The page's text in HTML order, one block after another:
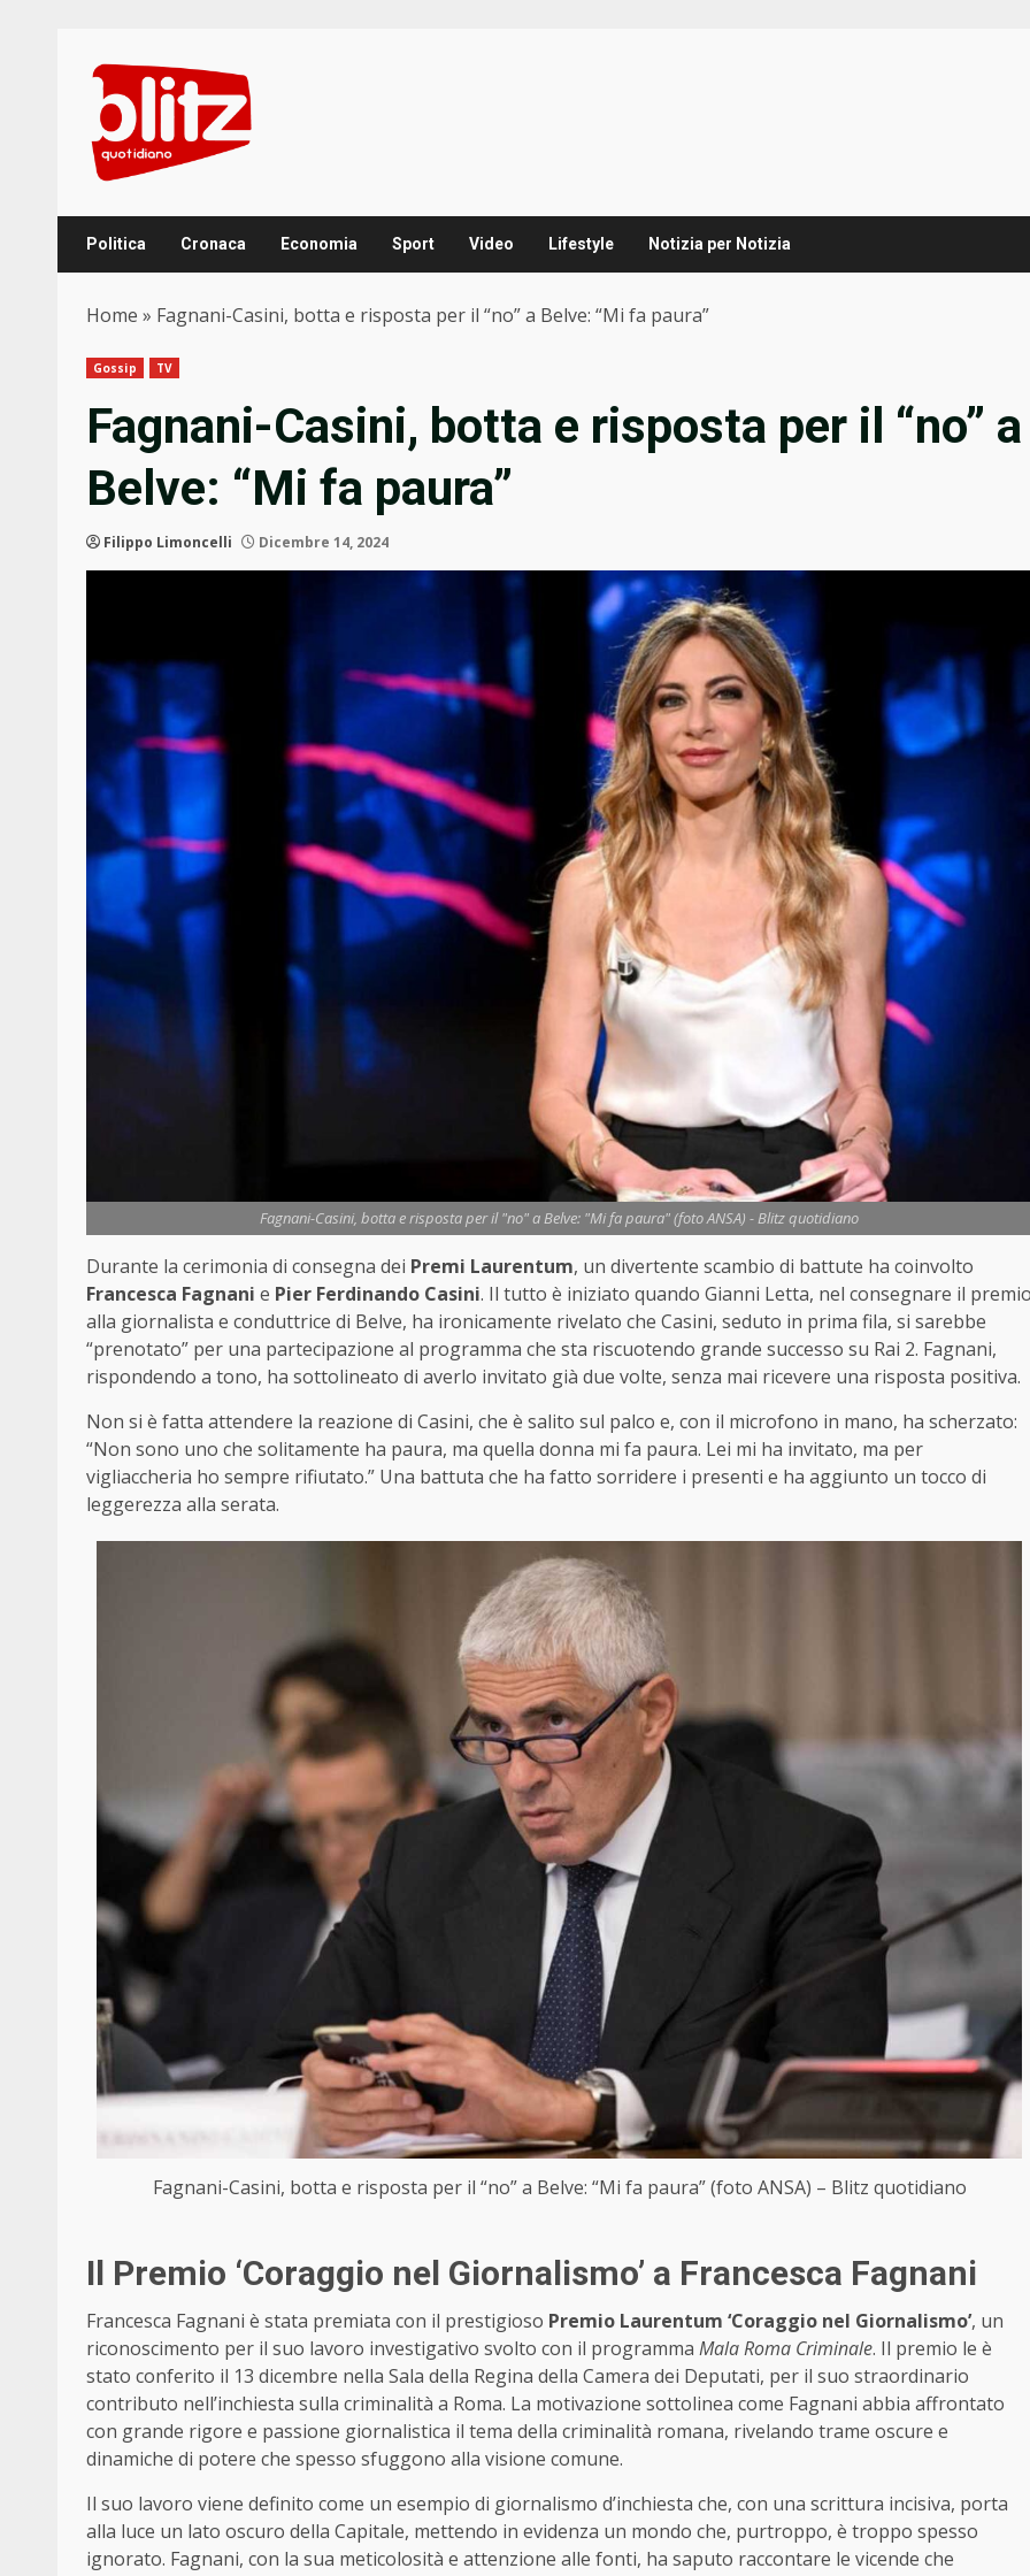
content
Politica Cronaca Economia Sport Video Lifestyle Notizia per Notizia
Home » Fagnani-Casini, botta e risposta per il “no” a Belve: “Mi fa paura”
Gossip TV
Fagnani-Casini, botta e risposta per il “no” a
Belve: “Mi fa paura”
Filippo Limoncelli Dicembre 14, 2024
Fagnani-Casini, botta e risposta per il "no" a Belve: "Mi fa paura" (foto ANSA) - Blitz quotidiano
Durante la cerimonia di consegna dei Premi Laurentum, un divertente scambio di battute ha coinvolto
Francesca Fagnani e Pier Ferdinando Casini. Il tutto è iniziato quando Gianni Letta, nel consegnare il
alla giornalista e conduttrice di Belve, ha ironicamente rivelato che Casini, seduto in prima fila, si sarebbe
“prenotato” per una partecipazione al programma che sta riscuotendo grande successo su Rai 2. Fagnani,
rispondendo a tono, ha sottolineato di averlo invitato già due volte, senza mai ricevere una risposta positiva.
Non si è fatta attendere la reazione di Casini, che è salito sul palco e, con il microfono in mano, ha scherzato:
“Non sono uno che solitamente ha paura, ma quella donna mi fa paura. Lei mi ha invitato, ma per
vigliaccheria ho sempre rifiutato.” Una battuta che ha fatto sorridere i presenti e ha aggiunto un tocco di
leggerezza alla serata.
Fagnani-Casini, botta e risposta per il “no” a Belve: “Mi fa paura” (foto ANSA) – Blitz quotidiano
Il Premio ‘Coraggio nel Giornalismo’ a Francesca Fagnani
Francesca Fagnani è stata premiata con il prestigioso Premio Laurentum ‘Coraggio nel Giornalismo’, un
riconoscimento per il suo lavoro investigativo svolto con il programma Mala Roma Criminale. Il premio le è
stato conferito il 13 dicembre nella Sala della Regina della Camera dei Deputati, per il suo straordinario
contributo nell’inchiesta sulla criminalità a Roma. La motivazione sottolinea come Fagnani abbia affrontato
con grande rigore e passione giornalistica il tema della criminalità romana, rivelando trame oscure e
dinamiche di potere che spesso sfuggono alla visione comune.
Il suo lavoro viene definito come un esempio di giornalismo d’inchiesta che, con una scrittura incisiva, porta
alla luce un lato oscuro della Capitale, mettendo in evidenza un mondo che, purtroppo, è troppo spesso
ignorato. Fagnani, con la sua meticolosità e attenzione alle fonti, ha saputo raccontare le vicende che